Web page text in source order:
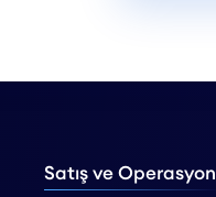
Satış ve Operasyon